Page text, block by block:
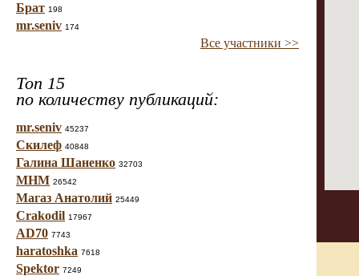
Брат 198
mr.seniv 174
Все участники >>
Топ 15
по количеству публикаций:
mr.seniv 45237
Скилеф 40848
Галина Шаненко 32703
МНМ 26542
Магаз Анатолий 25449
Crakodil 17967
AD70 7743
haratoshka 7618
Spektor 7249